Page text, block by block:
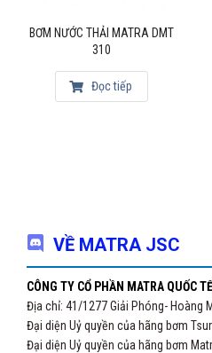
hầm mỏ, bơm bùn hố móng
Bơm nước thải chuồng trại
công trình xử lý nước thải.
Ngoài ra chúng tôi còn có
Mr Huy 0983.480.866
Công ty cổ phần matra quốc tế
238 Nguyễn Xiển – Thanh
Email:
BƠM NƯỚC THẢI MATRA DMT
310
Đọc tiếp
VỀ MATRA JSC
CÔNG TY CỔ PHẦN MATRA QUỐC TẾ
Địa chỉ: 41/1277 Giải Phóng- Hoàng
Đại diện Uỷ quyền của hãng bơm
Đại diện Uỷ quyền của hãng bơm